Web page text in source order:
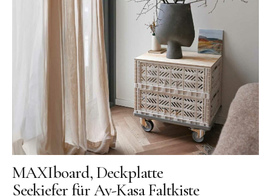
MAXIboard, Deckplatte
Seekiefer für Ay-Kasa Faltkiste